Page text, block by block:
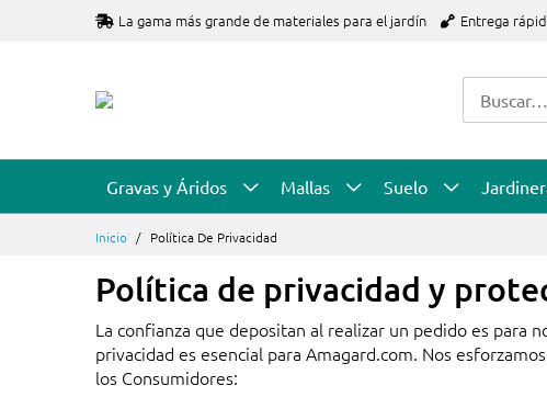
La gama más grande de materiales para el jardín Entrega
Gravas y Áridos Mallas Suelo
Inicio Política De Privacidad
Política de privacidad y
La confianza que depositan al realizar un pedido es para
privacidad es esencial para Amagard.com. Nos
los Consumidores: